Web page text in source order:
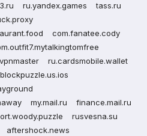
ru.yandex.games
tass.ru
com.fanatee.cody
ru.cardsmobile.wallet
my.mail.ru
finance.mail.ru
rusvesna.su
aftershock.news